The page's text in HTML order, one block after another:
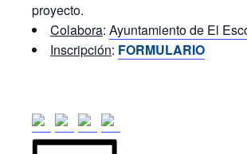
proyecto.
Colabora: Ayuntamiento de El
Inscripción: FORMULARIO